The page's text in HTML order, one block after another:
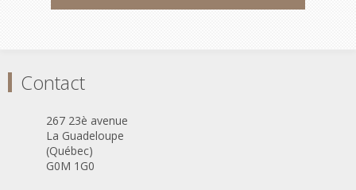
Contact
267 23è avenue
La Guadeloupe
(Québec)
G0M 1G0